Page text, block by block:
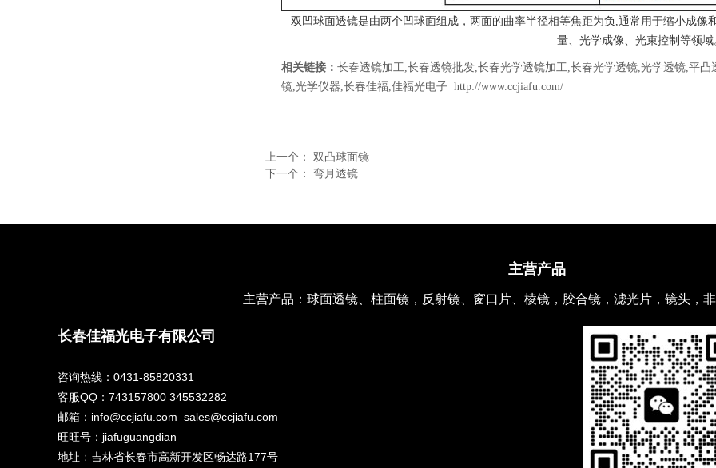
双凹球面透镜是由两个凹球面组成，两面的曲率半径相等焦距为负,通常用于缩小成像
量、光学成像、光束控制等领域
相关链接： 长春透镜加工 长春透镜批发 长春光学透镜加工 长春光学透镜 光学透镜 平凸
镜 光学仪器 长春佳福 佳福光电子 http://www.ccjiafu.com/
上一个： 双凸球面镜
下一个： 弯月透镜
主营产品
主营产品：球面透镜、柱面镜，反射镜、窗口片、棱镜，胶合镜，滤光片，镜头，
长春佳福光电子有限公司
咨询热线：0431-85820331
客服QQ：743157800 345532282
邮箱：info@ccjiafu.com sales@ccjiafu.com
旺旺号：jiafuguangdian
地址 ： 吉林省长春市高新开发区畅达路177号